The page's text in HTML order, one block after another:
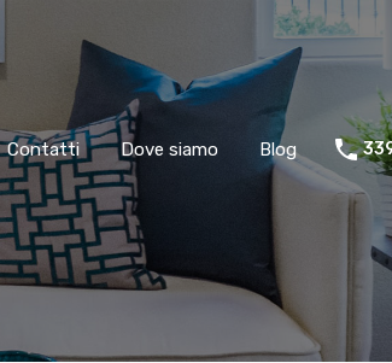
Contatti Dove siamo Blog